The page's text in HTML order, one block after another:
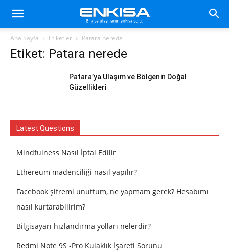
Ana Sayfa Etiketler Patara nerede
Etiket: Patara nerede
Patara’ya Ulaşım ve Bölgenin Doğal
Güzellikleri
Latest Questions
Mindfulness Nasıl İptal Edilir
Ethereum madenciliği nasıl yapılır?
Facebook şifremi unuttum, ne yapmam gerek? Hesabımı
nasıl kurtarabilirim?
Bilgisayarı hızlandırma yolları nelerdir?
Redmi Note 9S -Pro Kulaklık İşareti Sorunu